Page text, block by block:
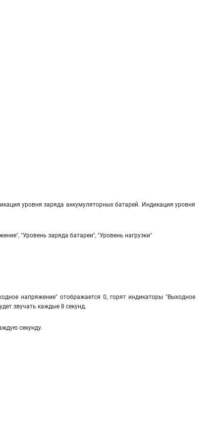
уровня заряда аккумуляторных батарей. Индикация уровня
"Уровень заряда батареи", "Уровень нагрузки"
напряжение" отображается 0, горят индикаторы "Выходное
звучать каждые 8 секунд.
секунду.